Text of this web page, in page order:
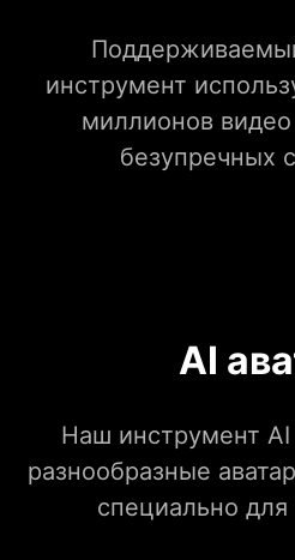
инструмент
миллионов
безупречных
AI
Наш инструмент AI
разнообразные
специально для